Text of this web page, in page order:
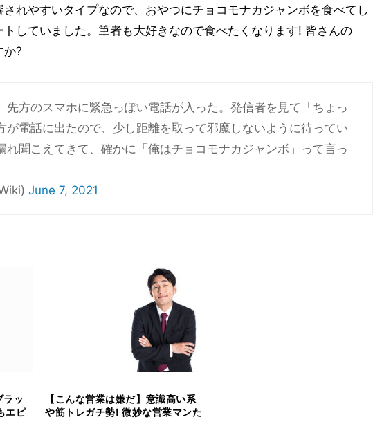
されやすいタイプなので、おやつにチョコモナカジャンボを食べてし
トしていました。筆者も大好きなので食べたくなります! 皆さんの
か?
先方のスマホに緊急っぽい電話が入った。発信者を見て「ちょっ
が電話に出たので、少し距離を取って邪魔しないように待ってい
れ聞こえてきて、確かに「俺はチョコモナカジャンボ」って言っ
June 7, 2021
ッ
エピ
【こんな営業は嫌だ】意識高い系
や筋トレガチ勢! 微妙な営業マンた